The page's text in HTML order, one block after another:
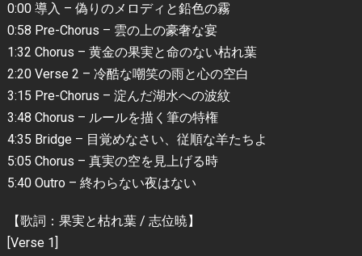
0:00 導入 – 偽りのメロディと鉛色の霧
0:58 Pre-Chorus – 雲の上の豪奢な宴
1:32 Chorus – 黄金の果実と命のない枯れ葉
2:20 Verse 2 – 冷酷な嘲笑の雨と心の空白
3:15 Pre-Chorus – 淀んだ湖水への波紋
3:48 Chorus – ルールを描く筆の特権
4:35 Bridge – 目覚めなさい、従順な羊たちよ
5:05 Chorus – 真実の空を見上げる時
5:40 Outro – 終わらない夜はない
【歌詞：果実と枯れ葉 / 志位暁】
[Verse 1]